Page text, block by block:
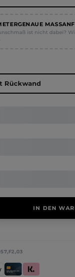
ist nicht dabei?
gewünschten Wert
IN DEN
Pay
Kredit- und Debitkarte
Klarna